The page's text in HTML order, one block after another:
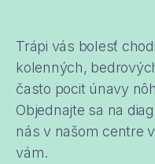
Trápi vás bolesť
kolenných,
často pocit únavy
Objednajte sa na
nás v našom centre
vám.